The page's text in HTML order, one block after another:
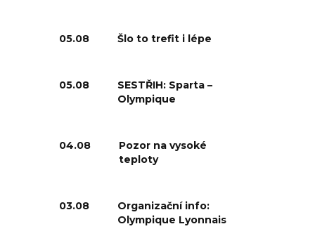
05.08 Šlo to trefit i lépe
05.08
SESTŘIH: Sparta –
Olympique
04.08
Pozor na vysoké
teploty
03.08
Organizační info:
Olympique Lyonnais